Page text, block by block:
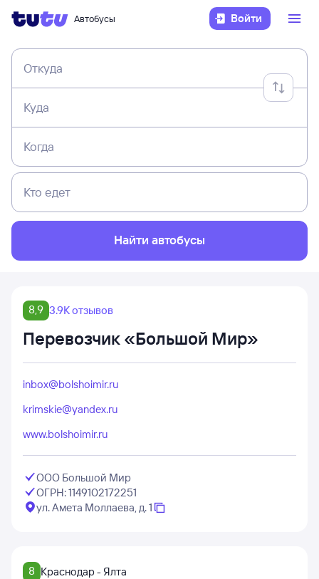
Автобусы Войти
Откуда
Куда
Когда
Кто едет
Найти автобусы
8,9 3.9K отзывов
Перевозчик «Большой Мир»
inbox@bolshoimir.ru
krimskie@yandex.ru
www.bolshoimir.ru
ООО Большой Мир
ОГРН: 1149102172251
ул. Амета Моллаева, д. 1
8 Краснодар - Ялта